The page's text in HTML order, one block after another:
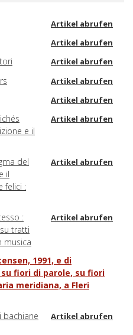
Artikel abrufen
Artikel abrufen
Artikel abrufen
Artikel abrufen
Artikel abrufen
e il
Artikel abrufen
del
il
felici :
Artikel abrufen
:
tratti
musica
Artikel abrufen
1991, e di
su fiori di parole, su fiori
meridiana, a Fleri
bachiane
Artikel abrufen